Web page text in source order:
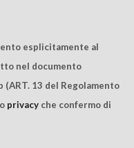
esplicitamente al
nel documento
13 del Regolamento
privacy che confermo di